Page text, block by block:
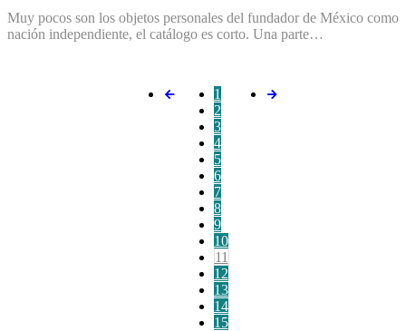
Muy pocos son los objetos personales del fundador de México como
nación independiente, el catálogo es corto. Una parte…
1
2
3
4
5
6
7
8
9
10
11
12
13
14
15